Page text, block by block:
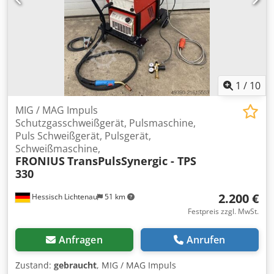
1 / 10
Hessisch Lichtenau 51 km
MIG / MAG Impuls
Schutzgasschweißgerät, Pulsmaschine,
Puls Schweißgerät, Pulsgerät,
Schweißmaschine,
FRONIUSTransPulsSynergic - TPS
330
2.200 €
Festpreis zzgl. MwSt.
Anfragen Anrufen
Zustand: gebraucht, MIG / MAG Impuls